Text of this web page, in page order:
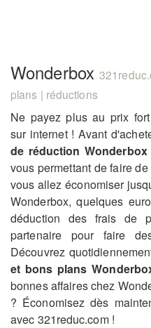
Wonderbox
plans | réductions
Ne payez plus au prix
sur internet ! Avant
de réduction Wonderbox
vous permettant de faire
vous allez économiser
Wonderbox, quelques
déduction des frais de
partenaire pour faire
Découvrez
et bons plans
bonnes affaires chez
? Économisez dès
avec 321reduc.com !